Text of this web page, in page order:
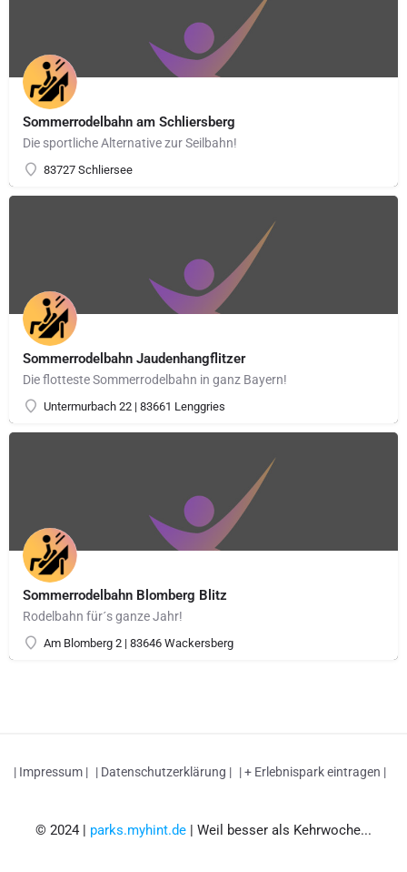
Sommerrodelbahn am Schliersberg
Die sportliche Alternative zur Seilbahn!
83727 Schliersee
Sommerrodelbahn Jaudenhangflitzer
Die flotteste Sommerrodelbahn in ganz Bayern!
Untermurbach 22 | 83661 Lenggries
Sommerrodelbahn Blomberg Blitz
Rodelbahn für´s ganze Jahr!
Am Blomberg 2 | 83646 Wackersberg
| Impressum | | Datenschutzerklärung | | + Erlebnispark eintragen |
© 2024 | parks.myhint.de | Weil besser als Kehrwoche...